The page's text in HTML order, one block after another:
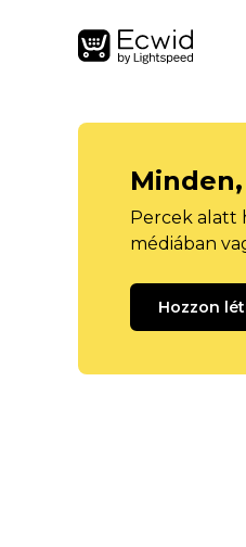
Percek alatt
médiában
Hozzon